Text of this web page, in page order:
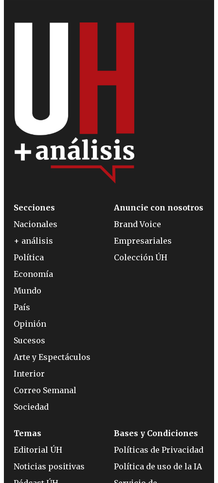
Secciones
Nacionales
+ análisis
Política
Economía
Mundo
País
Opinión
Sucesos
Arte y Espectáculos
Interior
Correo Semanal
Sociedad
Anuncie con nosotros
Brand Voice
Empresariales
Colección ÚH
Temas
Editorial ÚH
Noticias positivas
Bases y Condiciones
Políticas de Privacidad
Política de uso de la IA